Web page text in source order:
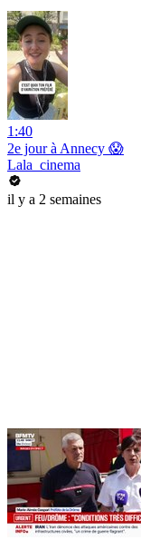
1:40
2e jour à Annecy 😱
Lala_cinema
il y a 2 semaines